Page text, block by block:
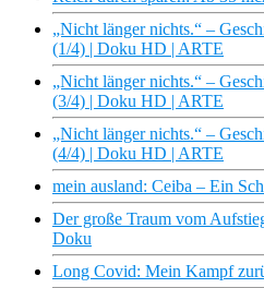
„Nicht länger nichts.“ –
(1/4) | Doku HD | ARTE
„Nicht länger nichts.“ –
(3/4) | Doku HD | ARTE
„Nicht länger nichts.“ –
(4/4) | Doku HD | ARTE
mein ausland: Ceiba – Ein
Der große Traum vom
Doku
Long Covid: Mein Kampf